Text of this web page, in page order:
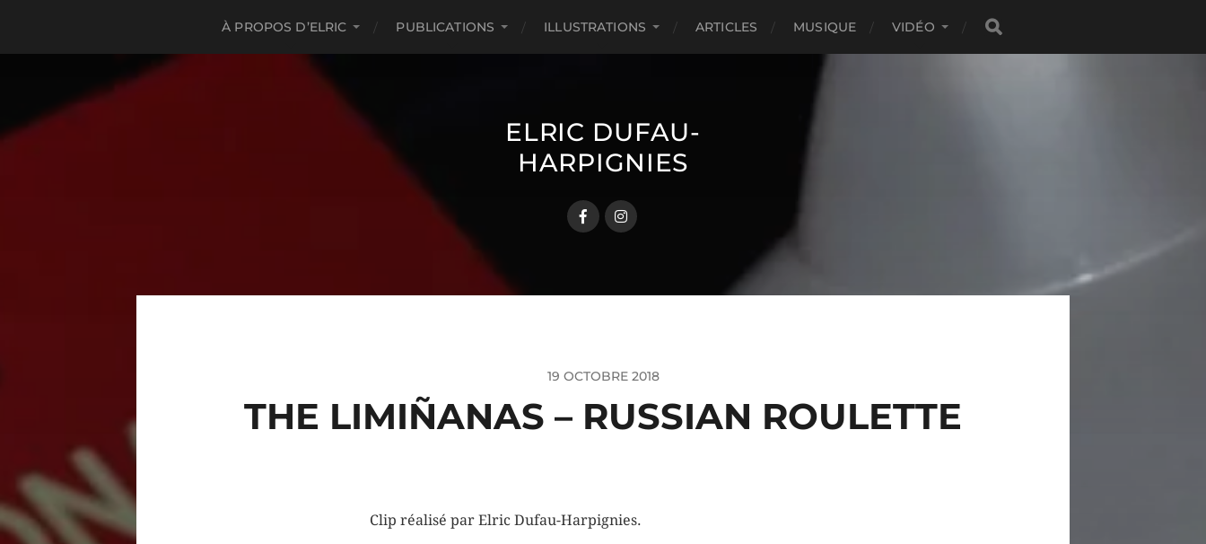
À PROPOS D’ELRIC PUBLICATIONS ILLUSTRATIONS ARTICLES MUSIQUE VIDÉO
ELRIC DUFAU-
HARPIGNIES
19 OCTOBRE 2018
THE LIMIÑANAS – RUSSIAN ROULETTE
Clip réalisé par Elric Dufau-Harpignies.